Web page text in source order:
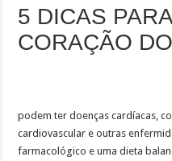
Prefeito Edinho participa do
Conheça quatro benefícios do
Quarentena pode causar ansiedade
Prefeitura de Rio Preto realizará
Indaiatuba ainda mais Pet Friendly
5 DICAS
CORAÇÃO
podem ter doenças cardíacas,
cardiovascular e outras
farmacológico e uma dieta